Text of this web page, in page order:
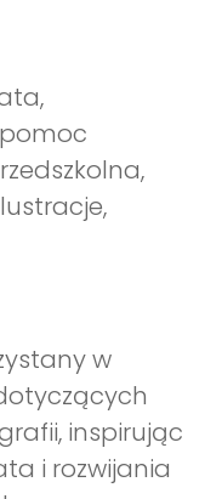
w
inspirując
i rozwijania